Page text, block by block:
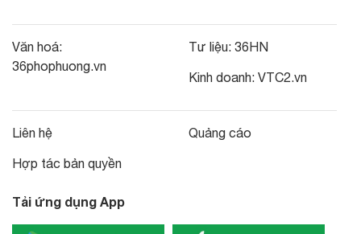
Văn hoá:
36phophuong.vn
Tư liệu: 36HN
Kinh doanh: VTC2.vn
Liên hệ
Hợp tác bản quyền
Quảng cáo
Tải ứng dụng App